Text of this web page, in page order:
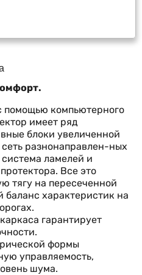
помощью компьютерного
имеет ряд
блоки увеличенной
разнонаправлен-ных
ламелей и
Все это
тягу на пересеченной
характеристик на
гарантирует
формы
управляемость,
шума.